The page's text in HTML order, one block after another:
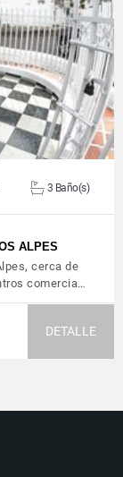
3 Baño(s)
ALPES
cerca de
comercia…
DETALLE